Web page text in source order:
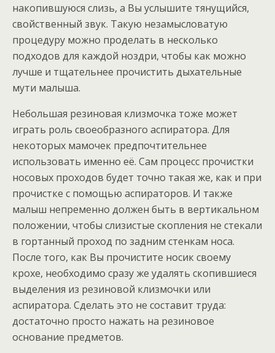
накопившуюся слизь, а Вы услышите тянущийся,
свойственный звук. Такую незамысловатую
процедуру можно проделать в несколько
подходов для каждой ноздри, чтобы как можно
лучше и тщательнее прочистить дыхательные
мути малыша.
Небольшая резиновая клизмочка тоже может
играть роль своеобразного аспиратора. Для
некоторых мамочек предпочтительнее
использовать именно её. Сам процесс прочистки
носовых проходов будет точно такая же, как и при
прочистке с помощью аспираторов. И также
малыш непременно должен быть в вертикальном
положении, чтобы слизистые скопления не стекали
в гортанный проход по задним стенкам носа.
После того, как Вы прочистите носик своему
крохе, необходимо сразу же удалять скопившиеся
выделения из резиновой клизмочки или
аспиратора. Сделать это не составит труда:
достаточно просто нажать на резиновое
основание предметов.